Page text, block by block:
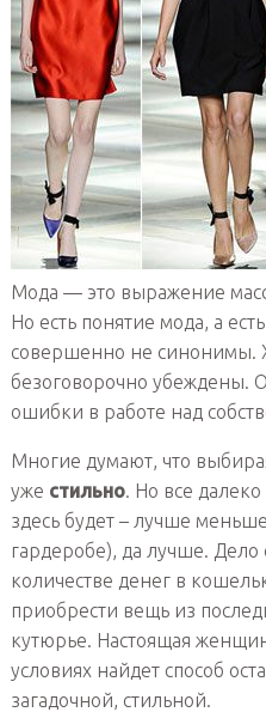
Мода — это выражение
Но есть понятие мода, а
совершенно не синонимы.
безоговорочно убеждены.
ошибки в работе над
Многие думают, что
уже стильно. Но все
здесь будет – лучше
гардеробе), да лучше.
количестве денег в
приобрести вещь из
кутюрье. Настоящая
условиях найдет способ
загадочной, стильной.